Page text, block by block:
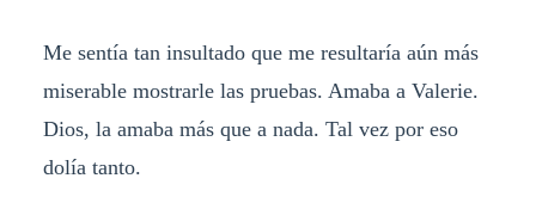
Me sentía tan insultado que me resultaría aún más
miserable mostrarle las pruebas. Amaba a Valerie.
Dios, la amaba más que a nada. Tal vez por eso
dolía tanto.